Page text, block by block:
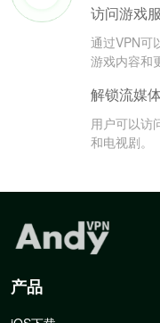
访问游戏
通过VPN可
游戏内容和
解锁流媒
用户可以访
和电视剧。
产品